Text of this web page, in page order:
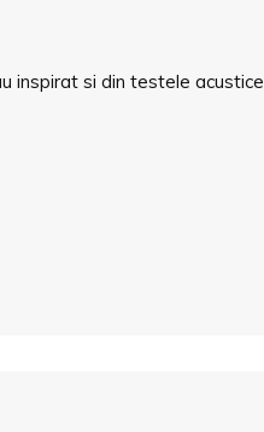
inspirat si din testele